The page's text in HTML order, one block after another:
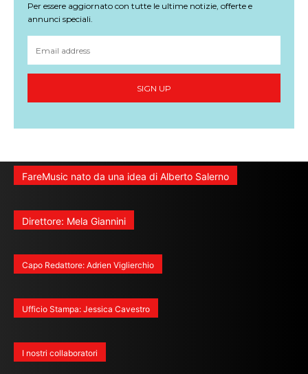
Per essere aggiornato con tutte le ultime notizie, offerte e
annunci speciali.
SIGN UP
FareMusic nato da una idea di Alberto Salerno
Direttore: Mela Giannini
Capo Redattore: Adrien Viglierchio
Ufficio Stampa: Jessica Cavestro
I nostri collaboratori